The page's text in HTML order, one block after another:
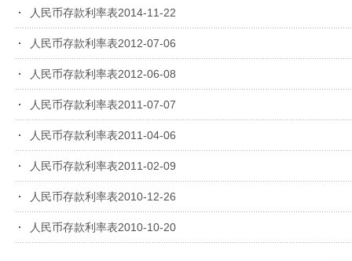
人民币存款利率表2014-11-22
人民币存款利率表2012-07-06
人民币存款利率表2012-06-08
人民币存款利率表2011-07-07
人民币存款利率表2011-04-06
人民币存款利率表2011-02-09
人民币存款利率表2010-12-26
人民币存款利率表2010-10-20